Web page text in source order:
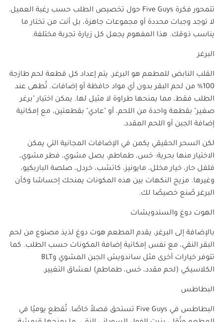
تتمحور فكرة Five Guys حول تخصيص الطلب حسب رغبة العميل.
لا توجد وجبات محددة أو مجموعات جاهزة، بل أنت من تختار ما
يناسب ذوقك. هذا المفهوم يجعل كل زيارة تجربة مختلفة.
البرغر
القلب النابض للمطعم هو البرغر. يتم إعداد كل قطعة لحم طازجة
100% من لحم البقر بدون أي مواد حافظة أو إضافات. تُطهى عند
الطلب فقط، مما يمنحها طراوة لا مثيل لها. يمكن اختيار "برغر
صغير" بقطعة واحدة من اللحم، أو "عادي" بقطعتين، مع إمكانية
إضافة الجبن أو اللحم المقدد.
لكن السحر الحقيقي يكمن في الإضافات المجانية التي يمكن
الاختيار منها بحرية: خس، طماطم، بصل مشوي، فطر مشوي،
فلفل حار، خيار مخلل، مايونيز، كاتشب، خردل، صلصة الباربكيو،
وغيرها. مزيج النكهات بين هذه المكونات يمنحك إحساسًا وكأن
البرغر صُنع خصيصًا لك.
الهوت دوغ والسندويشات
بالإضافة إلى البرغر، يقدم المطعم هوت دوغ لذيذ مصنوع من لحم
البقر النقي، مع نفس إمكانية إضافة المكونات حسب الطلب. كما
تتوفر خيارات أخرى مثل ساندويش الجبن المشوي و BLT
الكلاسيكي (لحم مقدد، خس، طماطم) لعشاق التغيير.
البطاطس
البطاطس في Five Guys تستحق فصلاً خاصًا. تُقطع يوميًا في